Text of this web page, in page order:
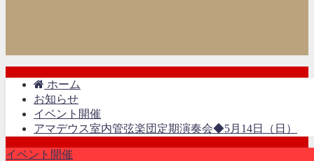
ホーム
お知らせ
イベント開催
アマデウス室内管弦楽団定期演奏会◆5月14日（日）
イベント開催